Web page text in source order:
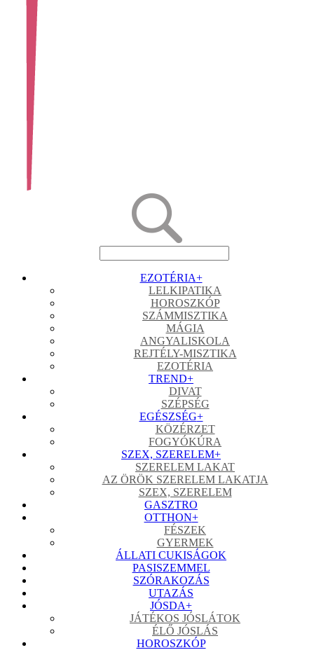
EZOTÉRIA+
LELKIPATIKA
HOROSZKÓP
SZÁMMISZTIKA
MÁGIA
ANGYALISKOLA
REJTÉLY-MISZTIKA
EZOTÉRIA
TREND+
DIVAT
SZÉPSÉG
EGÉSZSÉG+
KÖZÉRZET
FOGYÓKÚRA
SZEX, SZERELEM+
SZERELEM LAKAT
AZ ÖRÖK SZERELEM LAKATJA
SZEX, SZERELEM
GASZTRO
OTTHON+
FÉSZEK
GYERMEK
ÁLLATI CUKISÁGOK
PASISZEMMEL
SZÓRAKOZÁS
UTAZÁS
JÓSDA+
JÁTÉKOS JÓSLÁTOK
ÉLŐ JÓSLÁS
HOROSZKÓP